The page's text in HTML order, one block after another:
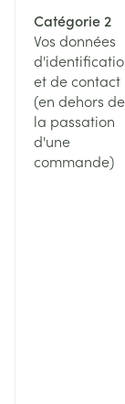
Catégorie 2
Vos données
et de contact
(en dehors de
la passation
d'une
commande)